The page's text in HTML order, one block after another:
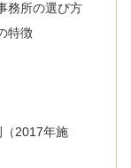
務所の選び方
特徴
2017年施